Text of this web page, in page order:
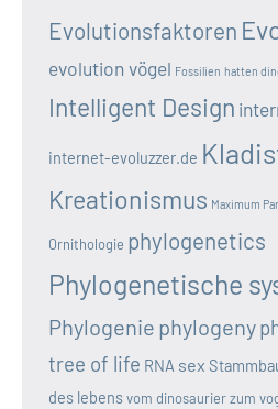
Evolutionsfaktoren
evolution vögel Fossilien hatten
Intelligent Design
internet-evoluzzer.de
Kreationismus Maximum
Ornithologie phylogenetics
Phylogenetische
Phylogenie phylogeny
tree of life RNA sex
des lebensvom dinosaurier zum